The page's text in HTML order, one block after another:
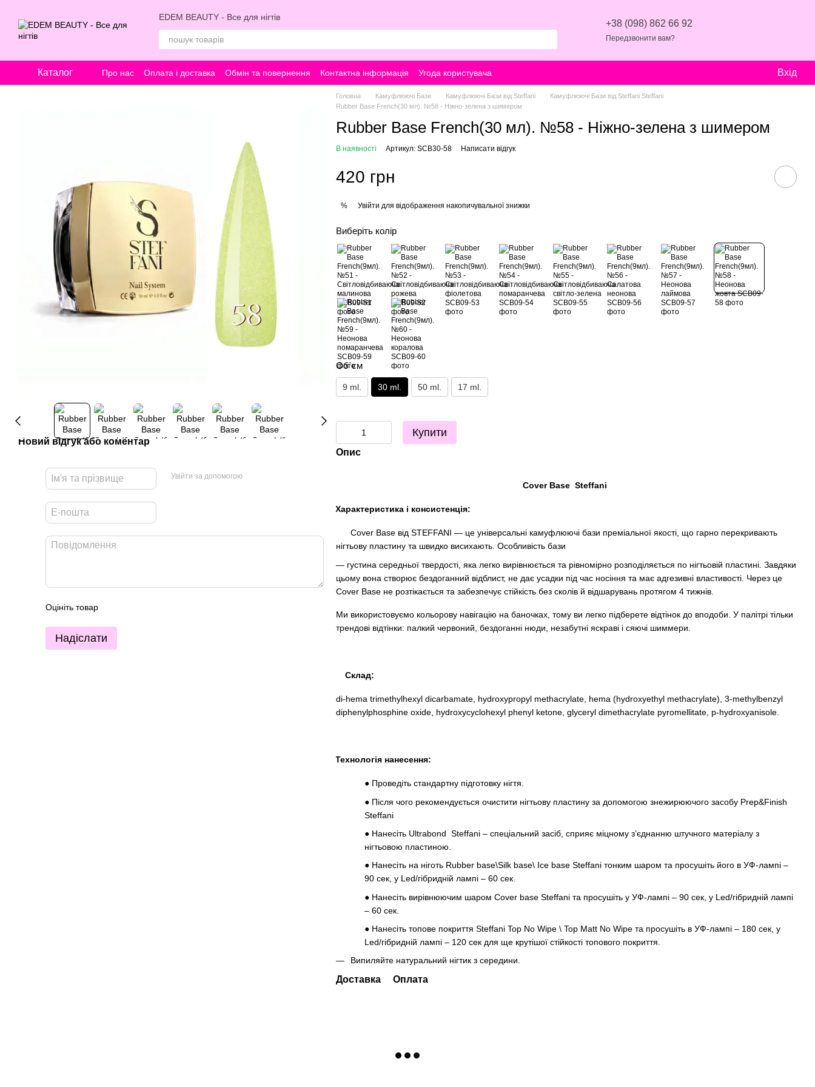
EDEM BEAUTY - Все для нігтів
+38 (098) 862 66 92
Передзвонити вам?
Каталог Про нас Оплата і доставка Обмін та повернення Контактна інформація Угода користувача Вхід
Новий відгук або коментар
Увійти за допомогою
Оцініть товар
Надіслати
Головна Камуфлюючі Бази Камуфлюючі Бази від Steffani
Камуфлюючі Бази від Steffani Steffani
Rubber Base French(30 мл). №58 - Ніжно-зелена з шимером
Rubber Base French(30 мл). №58 - Ніжно-зелена з шимером
В наявності Артикул: SCB30-58 Написати відгук
420 грн
% Увійти для відображення накопичувальної знижки
Виберіть колір
Об`єм
9 ml. 30 ml. 50 ml. 17 ml.
Купити
Опис
Cover Base Steffani
Характеристика і консистенція:
Cover Base від STEFFANI — це універсальні камуфлюючі бази преміальної якості, що гарно перекривають
нігтьову пластину та швидко висихають. Особливість бази
— густина середньої твердості, яка легко вирівнюється та рівномірно розподіляється по нігтьовій пластині. Завдяки
цьому вона створює бездоганний відблист, не дає усадки під час носіння та має адгезивні властивості. Через це
Cover Base не розтікається та забезпечує стійкість без сколів й відшарувань протягом 4 тижнів.
Ми використовуємо кольорову навігацію на баночках, тому ви легко підберете відтінок до вподоби. У палітрі тільки
трендові відтінки: палкий червоний, бездоганні нюди, незабутні яскраві і сяючі шиммери.
Склад:
di-hema trimethylhexyl dicarbamate, hydroxypropyl methacrylate, hema (hydroxyethyl methacrylate), 3-methylbenzyl
diphenylphosphine oxide, hydroxycyclohexyl phenyl ketone, glyceryl dimethacrylate pyromellitate, p-hydroxyanisole.
Технологія нанесення:
● Проведіть стандартну підготовку нігтя.
● Після чого рекомендується очистити нігтьову пластину за допомогою знежирюючого засобу Prep&Finish
Steffani
● Нанесіть Ultrabond Steffani – спеціальний засіб, сприяє міцному з’єднанню штучного матеріалу з
нігтьовою пластиною.
● Нанесіть на ніготь Rubber base\Silk base\ Ice base Steffani тонким шаром та просушіть його в УФ-лампі –
90 сек, у Led/гібридній лампі – 60 сек.
● Нанесіть вирівнюючим шаром Cover base Steffani та просушіть у УФ-лампі – 90 сек, у Led/гібридній лампі
– 60 сек.
● Нанесіть топове покриття Steffani Top No Wipe \ Top Matt No Wipe та просушіть в УФ-лампі – 180 сек, у
Led/гібридній лампі – 120 сек для ще крутішої стійкості топового покриття.
Випиляйте натуральний нігтик з середини.
Доставка Оплата